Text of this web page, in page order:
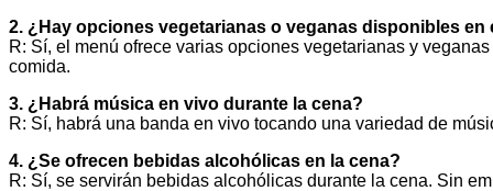
2. ¿Hay opciones vegetarianas o veganas disponibles en
R: Sí, el menú ofrece varias opciones vegetarianas y
comida.
3. ¿Habrá música en vivo durante la cena?
R: Sí, habrá una banda en vivo tocando una variedad de
4. ¿Se ofrecen bebidas alcohólicas en la cena?
R: Sí, se servirán bebidas alcohólicas durante la cena. Sin